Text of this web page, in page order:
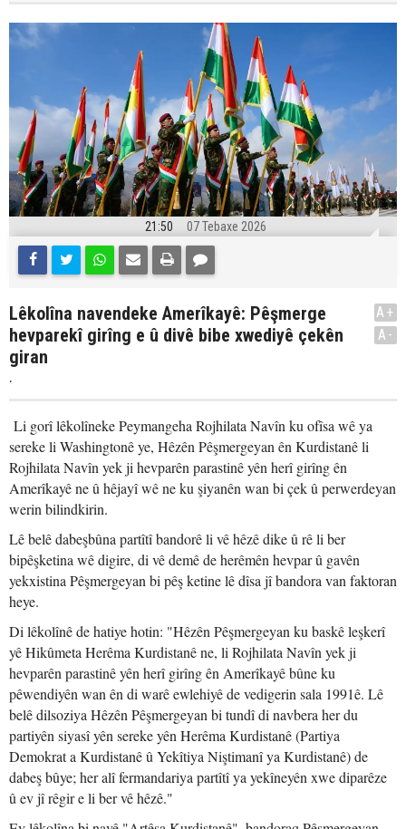
21:50 07 Tebaxe 2026
Lêkolîna navendeke Amerîkayê: Pêşmerge
hevparekî girîng e û divê bibe xwediyê çekên
giran
.
A+
A-
Li gorî lêkolîneke Peymangeha Rojhilata Navîn ku ofîsa wê ya
sereke li Washingtonê ye, Hêzên Pêşmergeyan ên Kurdistanê li
Rojhilata Navîn yek ji hevparên parastinê yên herî girîng ên
Amerîkayê ne û hêjayî wê ne ku şiyanên wan bi çek û perwerdeyan
werin bilindkirin.
Lê belê dabeşbûna partîtî bandorê li vê hêzê dike û rê li ber
bipêşketina wê digire, di vê demê de herêmên hevpar û gavên
yekxistina Pêşmergeyan bi pêş ketine lê dîsa jî bandora van faktoran
heye.
Di lêkolînê de hatiye hotin: "Hêzên Pêşmergeyan ku baskê leşkerî
yê Hikûmeta Herêma Kurdistanê ne, li Rojhilata Navîn yek ji
hevparên parastinê yên herî girîng ên Amerîkayê bûne ku
pêwendiyên wan ên di warê ewlehiyê de vedigerin sala 1991ê. Lê
belê dilsoziya Hêzên Pêşmergeyan bi tundî di navbera her du
partiyên siyasî yên sereke yên Herêma Kurdistanê (Partiya
Demokrat a Kurdistanê û Yekîtiya Niştimanî ya Kurdistanê) de
dabeş bûye; her alî fermandariya partîtî ya yekîneyên xwe diparêze
û ev jî rêgir e li ber vê hêzê."